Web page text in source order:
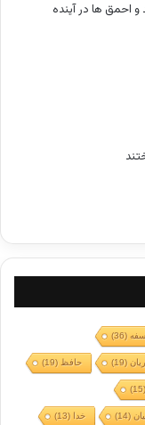
احمق ها در آینده
(36)
(19) حافظ(19)
(14) خدا (13)